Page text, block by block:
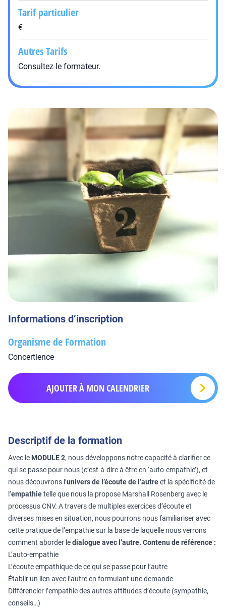
Tarif particulier
€
Autres Tarifs
Consultez le formateur.
Informations d’inscription
Organisme de Formation
Concertience
AJOUTER À MON CALENDRIER
Descriptif de la formation
Avec le MODULE 2, nous développons notre capacité à clarifier ce
qui se passe pour nous (c’est-à-dire à être en ‘auto-empathie’), et
nous découvrons l’univers de l’écoute de l’autreet la spécificité de
l’empathietelle que nous la propose Marshall Rosenberg avec le
processus CNV. A travers de multiples exercices d’écoute et
diverses mises en situation, nous pourrons nous familiariser avec
cette pratique de l’empathie sur la base de laquelle nous verrons
comment aborder ledialogue avec l’autre. Contenu de référence :
L’auto-empathie
L’écoute empathique de ce qui se passe pour l’autre
Établir un lien avec l’autre en formulant une demande
Différencier l’empathie des autres attitudes d’écoute (sympathie,
conseils…)